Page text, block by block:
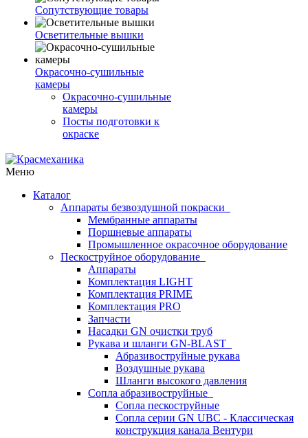
Сопутствующие товары
Осветительные вышки
Окрасочно-сушильные
камеры
Окрасочно-сушильные
камеры
Посты подготовки к
окраске
Меню
Каталог
Аппараты безвоздушной покраски
Мембранные аппараты
Поршневые аппараты
Промышленное окрасочное оборудование
Пескоструйное оборудование
Аппараты
Комплектация LIGHT
Комплектация PRIME
Комплектация PRO
Запчасти
Насадки GN очистки труб
Рукава и шланги GN-BLAST
Абразивоструйные рукава
Воздушные рукава
Шланги высокого давления
Сопла абразивоструйные
Сопла пескоструйные
Сопла серии GN UBC - Классическая
конструкция канала Вентури